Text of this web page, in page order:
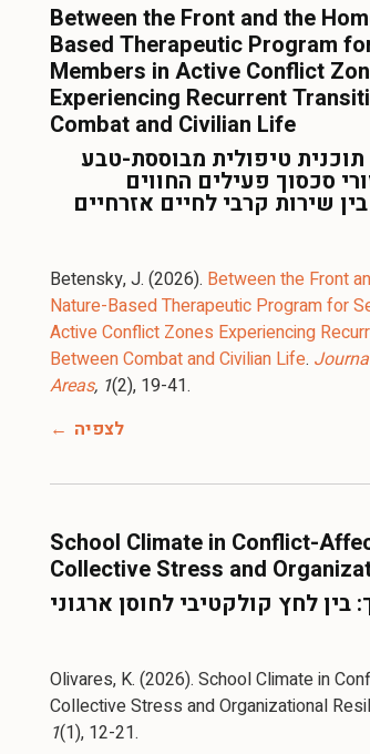
Between the Front and the
Based Therapeutic Program
Members in Active Conflict
Experiencing Recurrent
Combat and Civilian Life
תוכנית טיפולית מבוססת-טבע
סכסוך פעילים החווים
שירות קרבי לחיים אזרחיים
Betensky, J. (2026). Between the Front
Nature-Based Therapeutic Program for
Active Conflict Zones Experiencing
Between Combat and Civilian Life.
Areas, 1(2), 19-41.
לצפיה
School Climate in Conflict-
Collective Stress and
בין לחץ קולקטיבי לחוסן ארגוני
Olivares, K. (2026). School Climate in
Collective Stress and Organizational
1(1), 12-21.